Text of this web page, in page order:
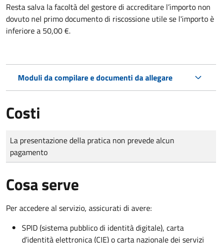
Resta salva la facoltà del gestore di accreditare l’importo non
dovuto nel primo documento di riscossione utile se l'importo è
inferiore a 50,00 €.
Moduli da compilare e documenti da allegare
Costi
Tipo di pagamento
Importo
La presentazione della pratica non prevede alcun
pagamento
Cosa serve
Per accedere al servizio, assicurati di avere:
SPID (sistema pubblico di identità digitale), carta
d’identità elettronica (CIE) o carta nazionale dei servizi